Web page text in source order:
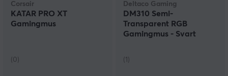
Corsair
KATAR PRO XT
Gamingmus
(0)
Deltaco Gaming
DM310 Semi-
Transparent RGB
Gamingmus - Svart
(1)